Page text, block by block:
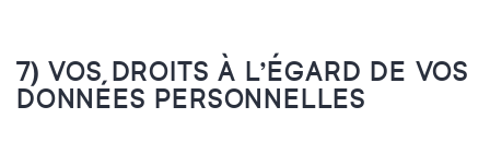
7) VOS DROITS À L’ÉGARD DE VOS
DONNÉES PERSONNELLES